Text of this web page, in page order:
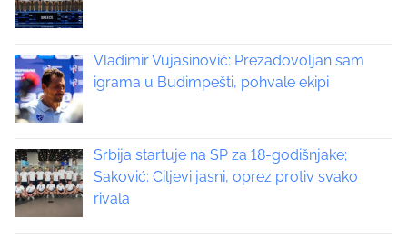
s
t
o
n
:
t
s
n
a
v
i
Vladimir Vujasinović: Prezadovoljan sam
igrama u Budimpešti, pohvale ekipi
Srbija startuje na SP za 18-godišnjake;
Saković: Ciljevi jasni, oprez protiv svako
rivala